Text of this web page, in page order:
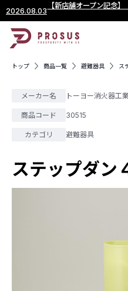
2026.08.03
【新店舗オープン記念
トップ 商品一覧 避難器具 ス
メーカー名 トーヨー消火器工
商品コード 30515
カテゴリ 避難器具
ステップダン